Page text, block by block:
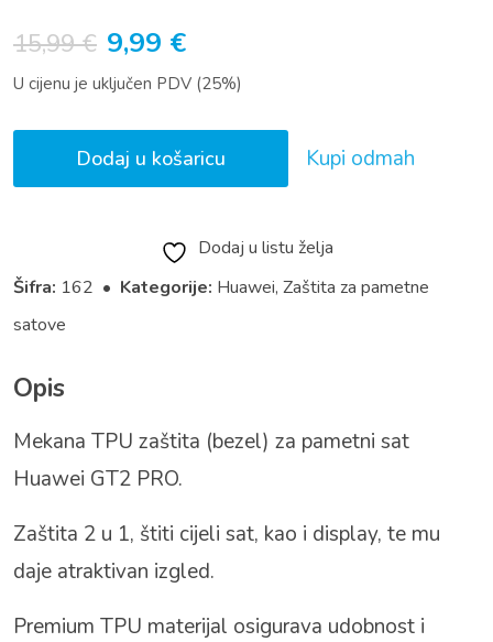
15,99€ Izvorna
cijena
je:
15,99 €.
9,99 €
cijena
9,99 €.
U cijenu je uključen PDV (25%)
Dodaj u košaricu Kupi odmah
Dodaj u listu želja
Šifra: 162 • Kategorije: Huawei, Zaštita za pametne
satove
Opis
Mekana TPU zaštita (bezel) za pametni sat
Huawei GT2 PRO.
Zaštita 2 u 1, štiti cijeli sat, kao i display, te mu
daje atraktivan izgled.
Premium TPU materijal osigurava udobnost i